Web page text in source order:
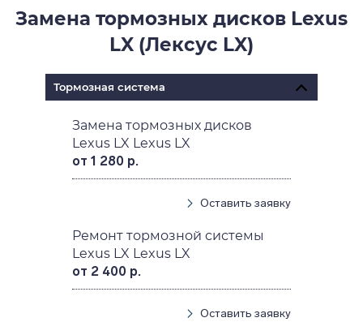
Замена тормозных дисков Lexus
LX (Лексус LX)
Тормозная система
Замена тормозных дисков
Lexus LX Lexus LX
от 1 280 р.
Оставить заявку
Ремонт тормозной системы
Lexus LX Lexus LX
от 2 400 р.
Оставить заявку